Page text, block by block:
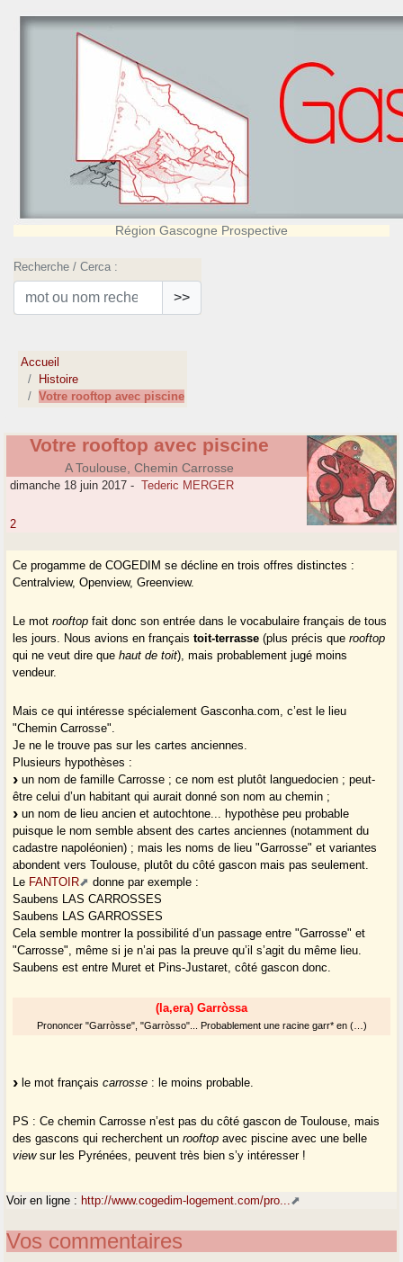
Région Gascogne Prospective
Recherche / Cerca :
>>
Accueil
Histoire
Votre rooftop avec piscine
Votre rooftop avec piscine
A Toulouse, Chemin Carrosse
dimanche 18 juin 2017 - Tederic MERGER
2
Ce progamme de COGEDIM se décline en trois offres distinctes :
Centralview, Openview, Greenview.
Le motrooftop fait donc son entrée dans le vocabulaire français de tous
les jours. Nous avions en françaistoit-terrasse (plus précis querooftop
qui ne veut dire quehaut de toit), mais probablement jugé moins
vendeur.
Mais ce qui intéresse spécialement Gasconha.com, c’est le lieu
"Chemin Carrosse".
Je ne le trouve pas sur les cartes anciennes.
Plusieurs hypothèses :
un nom de famille Carrosse ; ce nom est plutôt languedocien ; peut-
être celui d’un habitant qui aurait donné son nom au chemin ;
un nom de lieu ancien et autochtone... hypothèse peu probable
puisque le nom semble absent des cartes anciennes (notamment du
cadastre napoléonien) ; mais les noms de lieu "Garrosse" et variantes
abondent vers Toulouse, plutôt du côté gascon mais pas seulement.
Le FANTOIR
donne par exemple :
Saubens LAS CARROSSES
Saubens LAS GARROSSES
Cela semble montrer la possibilité d’un passage entre "Garrosse" et
"Carrosse", même si je n’ai pas la preuve qu’il s’agit du même lieu.
Saubens est entre Muret et Pins-Justaret, côté gascon donc.
(la,era) Garròssa
Prononcer "Garròsse", "Garròsso"... Probablement une racine garr* en (…)
le mot françaiscarrosse : le moins probable.
PS : Ce chemin Carrosse n’est pas du côté gascon de Toulouse, mais
des gascons qui recherchent unrooftop avec piscine avec une belle
viewsur les Pyrénées, peuvent très bien s’y intéresser !
Voir en ligne : http://www.cogedim-logement.com/pro...
Vos commentaires